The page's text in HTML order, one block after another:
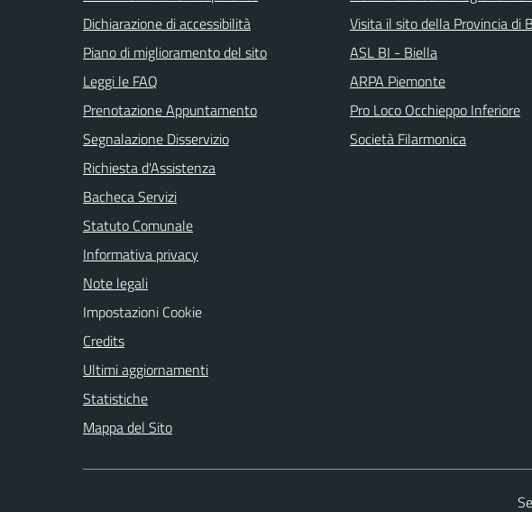
Dichiarazione di accessibilità
Piano di miglioramento del sito
Leggi le FAQ
Prenotazione Appuntamento
Segnalazione Disservizio
Richiesta d'Assistenza
Bacheca Servizi
Statuto Comunale
Informativa privacy
Note legali
Impostazioni Cookie
Credits
Ultimi aggiornamenti
Statistiche
Mappa del Sito
Visita il sito della Provincia di
ASL BI - Biella
ARPA Piemonte
Pro Loco Occhieppo Inferiore
Società Filarmonica